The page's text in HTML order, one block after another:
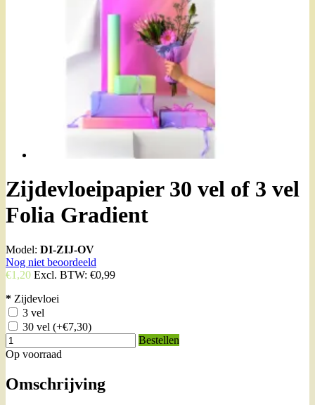
Zijdevloeipapier 30 vel of 3 vel
Folia Gradient
Model: DI-ZIJ-OV
Nog niet beoordeeld
€1,20 Excl. BTW: €0,99
* Zijdevloei
3 vel
30 vel (+€7,30)
Bestellen
Op voorraad
Omschrijving